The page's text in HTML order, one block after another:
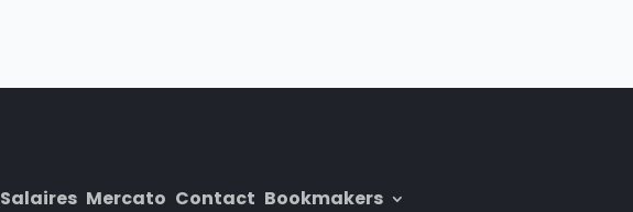
Salaires Mercato Contact Bookmakers